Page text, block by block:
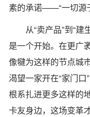
素的承诺——“一切源
从“卖产品”到“
是一个开始。在更广
像犍为这样的节点城
渴望一家开在“家门
根系扎进更多这样的
卡友身边，这场变革